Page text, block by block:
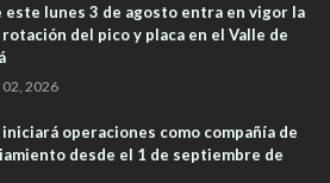
este lunes 3 de agosto entra en vigor la
rotación del pico y placa en el Valle de
2026
operaciones como compañía de
desde el 1 de septiembre de